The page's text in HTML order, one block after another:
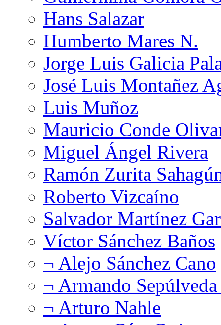
Hans Salazar
Humberto Mares N.
Jorge Luis Galicia
José Luis Montañez
Luis Muñoz
Mauricio Conde
Miguel Ángel Rivera
Ramón Zurita
Roberto Vizcaíno
Salvador Martínez
Víctor Sánchez Baños
¬ Alejo Sánchez Cano
¬ Armando
¬ Arturo Nahle